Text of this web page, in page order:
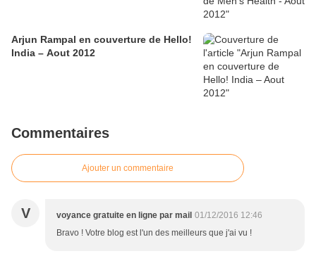
Arjun Rampal en couverture de Hello!
India – Aout 2012
Commentaires
Ajouter un commentaire
V voyance gratuite en ligne par mail 01/12/2016 12:46
Bravo ! Votre blog est l'un des meilleurs que j'ai vu !